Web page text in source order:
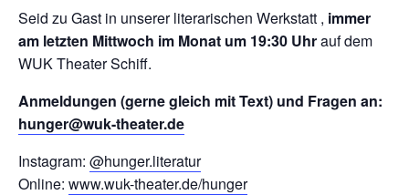
Seid zu Gast in unserer literarischen Werkstatt , immer
am letzten Mittwoch im Monat um 19:30 Uhrauf dem
WUK Theater Schiff.
Anmeldungen (gerne gleich mit Text) und Fragen an:
hunger@wuk-theater.de
Instagram: @hunger.literatur
Online: www.wuk-theater.de/hunger